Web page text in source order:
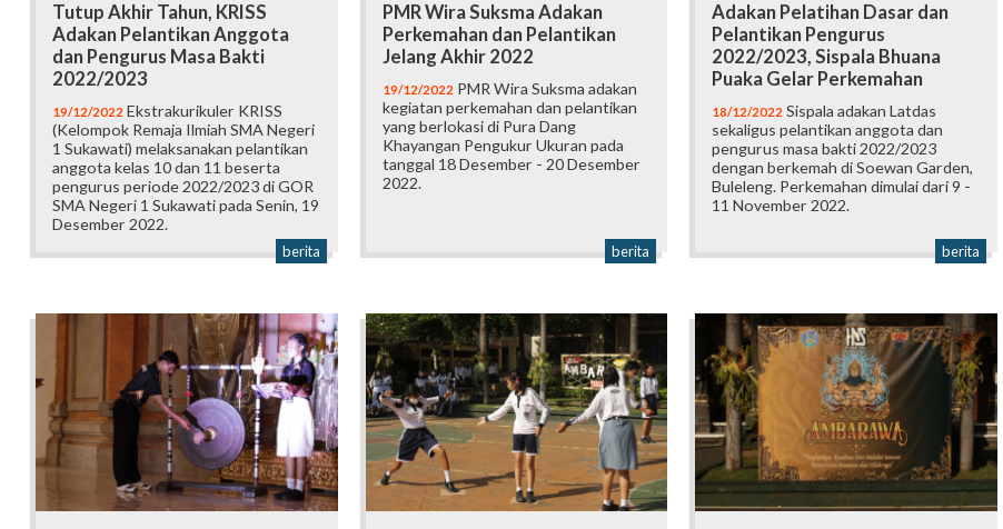
Tutup Akhir Tahun, KRISS
Adakan Pelantikan Anggota
dan Pengurus Masa Bakti
2022/2023
19/12/2022 Ekstrakurikuler KRISS
(Kelompok Remaja Ilmiah SMA Negeri
1 Sukawati) melaksanakan pelantikan
anggota kelas 10 dan 11 beserta
pengurus periode 2022/2023 di GOR
SMA Negeri 1 Sukawati pada Senin, 19
Desember 2022.
berita
PMR Wira Suksma Adakan
Perkemahan dan Pelantikan
Jelang Akhir 2022
19/12/2022 PMR Wira Suksma adakan
kegiatan perkemahan dan pelantikan
yang berlokasi di Pura Dang
Khayangan Pengukur Ukuran pada
tanggal 18 Desember - 20 Desember
2022.
berita
Adakan Pelatihan Dasar dan
Pelantikan Pengurus
2022/2023, Sispala Bhuana
Puaka Gelar Perkemahan
18/12/2022 Sispala adakan Latdas
sekaligus pelantikan anggota dan
pengurus masa bakti 2022/2023
dengan berkemah di Soewan Garden,
Buleleng. Perkemahan dimulai dari 9 -
11 November 2022.
berita